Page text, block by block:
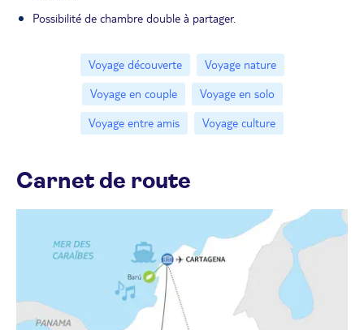
Possibilité de chambre double à partager.
Voyage découverte
Voyage nature
Voyage en couple
Voyage en solo
Voyage entre amis
Voyage culture
Carnet de route